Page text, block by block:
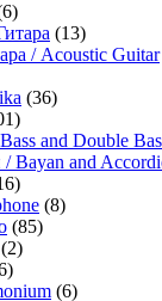
(13)
/ Acoustic Guitar
(36)
and Double
Bayan and
(8)
(85)
(2)
(6)